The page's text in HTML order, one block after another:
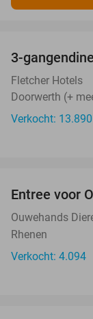
3-
Fletcher Hotels
Doorwerth (+
Verkocht: 13.890
Entree voor
Ouwehands
Rhenen
Verkocht: 4.094